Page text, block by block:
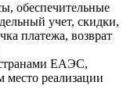
обеспечительные
учет, скидки,
платежа, возврат
ЕАЭС,
реализации